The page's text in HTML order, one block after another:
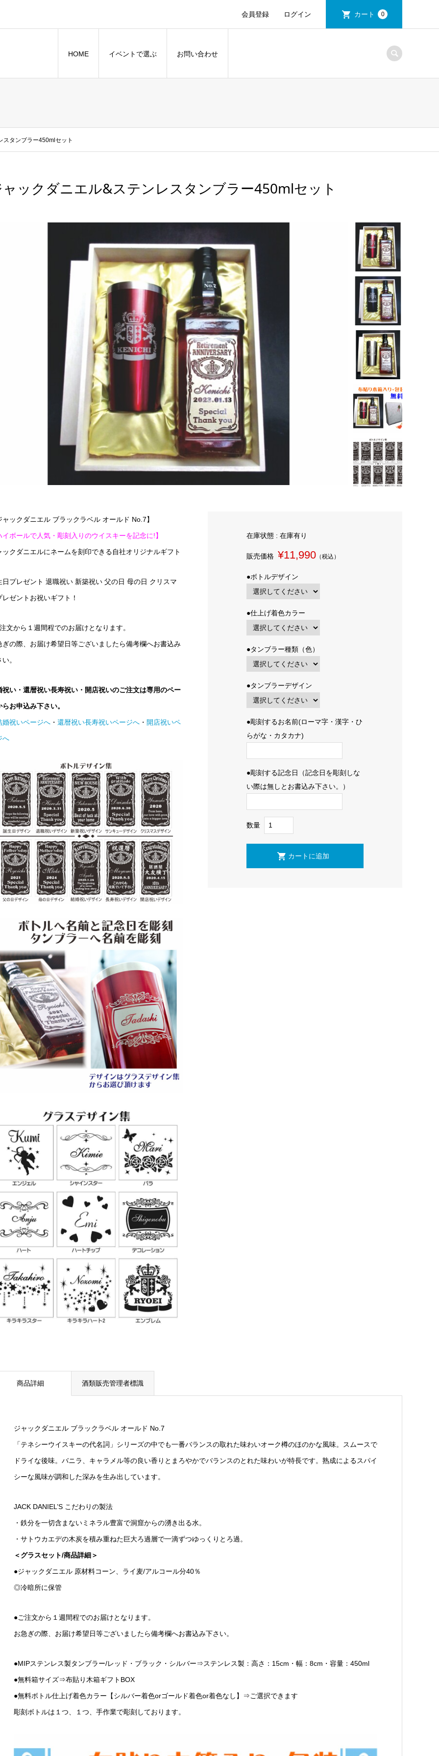
会員登録 ログイン カート 0
HOME イベントで選ぶ お問い合わせ
スタンブラー450mlセット
ャックダニエル&ステンレスタンブラー450mlセット
ャックダニエル ブラックラベル オールド No.7】
イボールで人気・彫刻入りのウイスキーを記念に!】
ックダニエルにネームを刻印できる自社オリジナルギフト
日プレゼント 退職祝い 新築祝い 父の日 母の日 クリスマ
レゼントお祝いギフト！
文から１週間程でのお届けとなります。
ぎの際、お届け希望日等ございましたら備考欄へお書込み
。
祝い・還暦祝い長寿祝い・開店祝いのご注文は専用のペー
らお申込み下さい。
婚祝いページへ・ 還暦祝い長寿祝いページへ・ 開店祝いペ
へ
在庫状態 : 在庫有り
販売価格 ¥11,990 （税込）
●ボトルデザイン
●仕上げ着色カラー
●タンブラー種類（色）
●タンブラーデザイン
●彫刻するお名前(ローマ字・漢字・ひ
らがな・カタカナ)
●彫刻する記念日（記念日を彫刻しな
い際は無しとお書込み下さい。）
数量
商品詳細 酒類販売管理者標識
ジャックダニエル ブラックラベル オールド No.7
「テネシーウイスキーの代名詞」シリーズの中でも一番バランスの取れた味わいオーク樽のほのかな風味。スムースで
ドライな後味。バニラ、キャラメル等の良い香りとまろやかでバランスのとれた味わいが特長です。熟成によるスパイ
シーな風味が調和した深みを生み出しています。
JACK DANIEL’S こだわりの製法
・鉄分を一切含まないミネラル豊富で洞窟からの湧き出る水。
・サトウカエデの木炭を積み重ねた巨大ろ過層で一滴ずつゆっくりとろ過。
＜グラスセット/商品詳細＞
●ジャックダニエル 原材料コーン、ライ麦/アルコール分40％
◎冷暗所に保管
●ご注文から１週間程でのお届けとなります。
お急ぎの際、お届け希望日等ございましたら備考欄へお書込み下さい。
●MIPステンレス製タンブラー/レッド・ブラック・シルバー⇒ステンレス製：高さ：15cm・幅：8cm・容量：450ml
●無料箱サイズ⇒布貼り木箱ギフトBOX
●無料ボトル仕上げ着色カラー【シルバー着色orゴールド着色or着色なし】⇒ご選択できます
彫刻ボトルは１つ、１つ、手作業で彫刻しております。